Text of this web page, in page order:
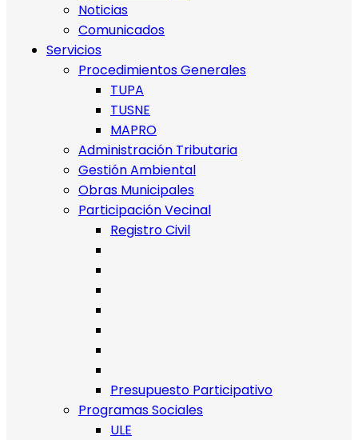
Noticias
Comunicados
Servicios
Procedimientos Generales
TUPA
TUSNE
MAPRO
Administración Tributaria
Gestión Ambiental
Obras Municipales
Participación Vecinal
Registro Civil
Presupuesto Participativo
Programas Sociales
ULE